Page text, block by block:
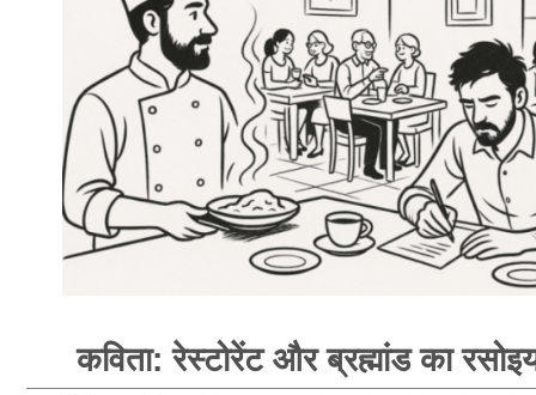
कविता: रेस्टोरेंट और ब्रह्मांड का